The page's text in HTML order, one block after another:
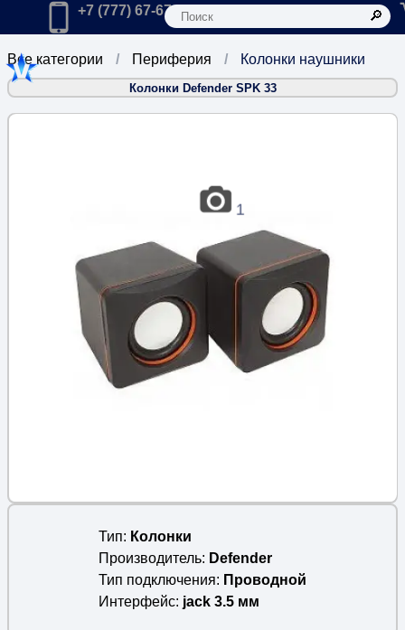
Главная
Позвонить в компанию по телефону:
+7 (777) 67-67-666
Колонки наушники
Периферия
Все категории
Колонки Defender SPK 33
Тип
Колонки
Производитель
Defender
Тип подключения
Проводной
Интерфейс jack 3.5 мм